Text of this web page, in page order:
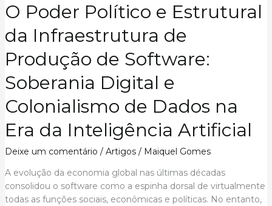
Digital
O Poder Político e Estrutural
da Infraestrutura de
Produção de Software:
Soberania Digital e
Colonialismo de Dados na
Era da Inteligência Artificial
Deixe um comentário / Artigos/ Maiquel Gomes
A evolução da economia global nas últimas décadas
consolidou o software como a espinha dorsal de virtualmente
todas as funções sociais, econômicas e políticas. No entanto,